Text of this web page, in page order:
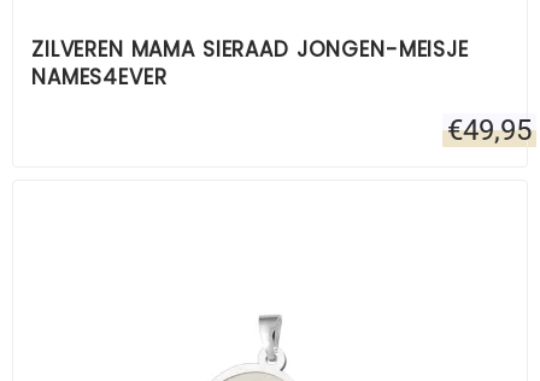
ZILVEREN MAMA SIERAAD JONGEN-MEISJE
NAMES4EVER
€49,95